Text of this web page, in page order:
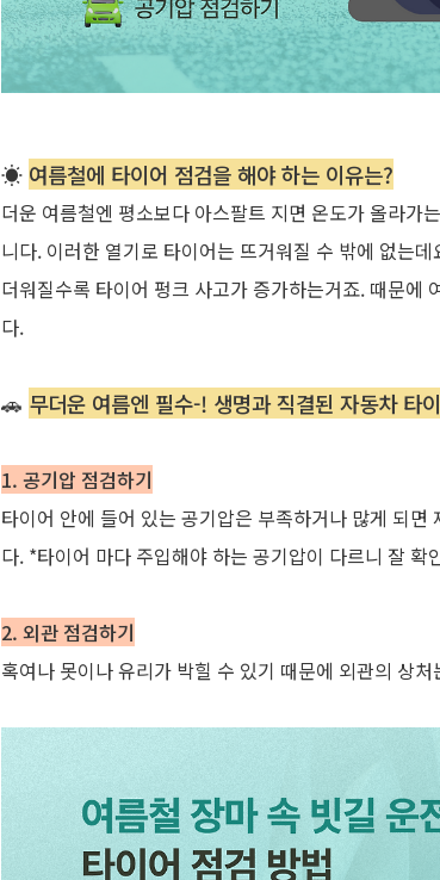
☀ 여름철에 타이어 점검을 해야 하는 이유는?
더운 여름철엔 평소보다 아스팔트 지면 온도가 올라가
니다. 이러한 열기로 타이어는 뜨거워질 수 밖에 없는데
더워질수록 타이어 펑크 사고가 증가하는거죠. 때문에
다.
🚗 무더운 여름엔 필수-! 생명과 직결된 자동차 타
1. 공기압 점검하기
타이어 안에 들어 있는 공기압은 부족하거나 많게 되
다. *타이어 마다 주입해야 하는 공기압이 다르니 잘 확
2. 외관 점검하기
혹여나 못이나 유리가 박힐 수 있기 때문에 외관의 상